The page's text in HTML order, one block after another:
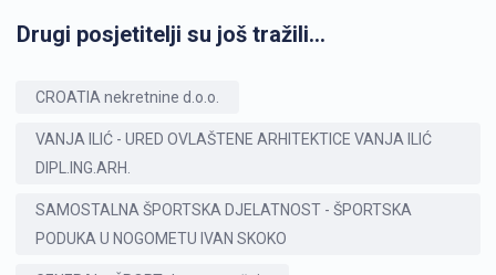
Drugi posjetitelji su još tražili...
CROATIA nekretnine d.o.o.
VANJA ILIĆ - URED OVLAŠTENE ARHITEKTICE VANJA ILIĆ
DIPL.ING.ARH.
SAMOSTALNA ŠPORTSKA DJELATNOST - ŠPORTSKA
PODUKA U NOGOMETU IVAN SKOKO